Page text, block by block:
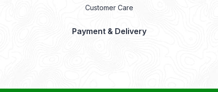
Customer Care
Payment & Delivery